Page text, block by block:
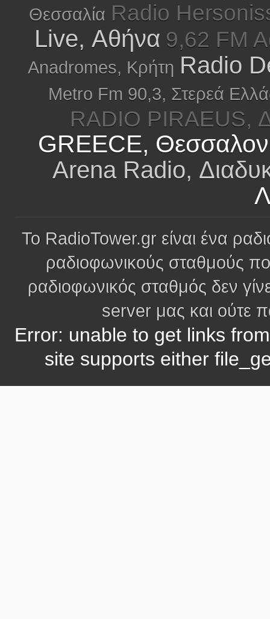
Θεσσαλία Radio
Live, Αθήνα 9,62 FM
Anadromes, Κρήτη Radio
Metro Fm 90,3, Στερεά
RADIO PIRAEUS,
GREECE,
Arena Radio,
Το RadioTower.gr είναι ένα
ραδιοφωνικούς σταθμούς
ραδιοφωνικός σταθμός δεν
server μας και ούτε
Error: unable to get links
site supports either